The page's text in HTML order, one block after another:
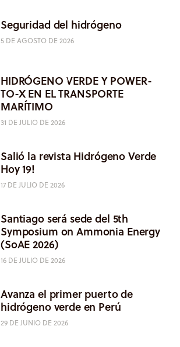
Seguridad del hidrógeno
5 DE AGOSTO DE 2026
HIDRÓGENO VERDE Y POWER-
TO-X EN EL TRANSPORTE
MARÍTIMO
31 DE JULIO DE 2026
Salió la revista Hidrógeno Verde
Hoy 19!
17 DE JULIO DE 2026
Santiago será sede del 5th
Symposium on Ammonia Energy
(SoAE 2026)
16 DE JULIO DE 2026
Avanza el primer puerto de
hidrógeno verde en Perú
29 DE JUNIO DE 2026